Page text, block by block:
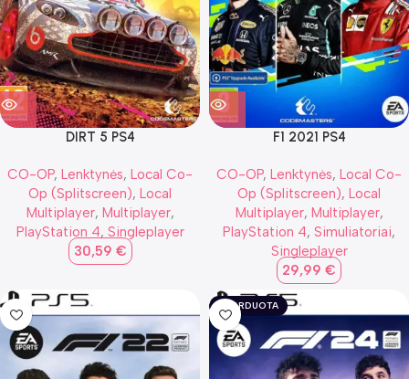
DIRT 5 PS4
CO-OP, Lenktynės, Local Co-
Op (Splitscreen), Local
Multiplayer, Multiplayer,
PlayStation 4, Singleplayer
30,59 €
F1 2021 PS4
CO-OP, Lenktynės, Local Co-
Op (Splitscreen), Local
Multiplayer, Multiplayer,
PlayStation 4, Simuliatoriai,
Singleplayer
29,99 €
IŠPARDUOTA